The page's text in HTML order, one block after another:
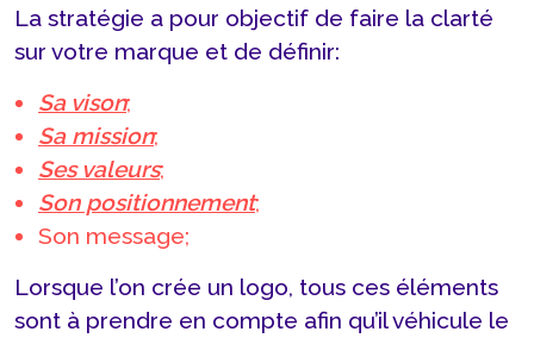
La stratégie a pour objectif de faire la clarté
sur votre marque et de définir:
Sa vison;
Sa mission;
Ses valeurs;
Son positionnement;
Son message;
Lorsque l’on crée un logo, tous ces éléments
sont à prendre en compte afin qu’il véhicule le